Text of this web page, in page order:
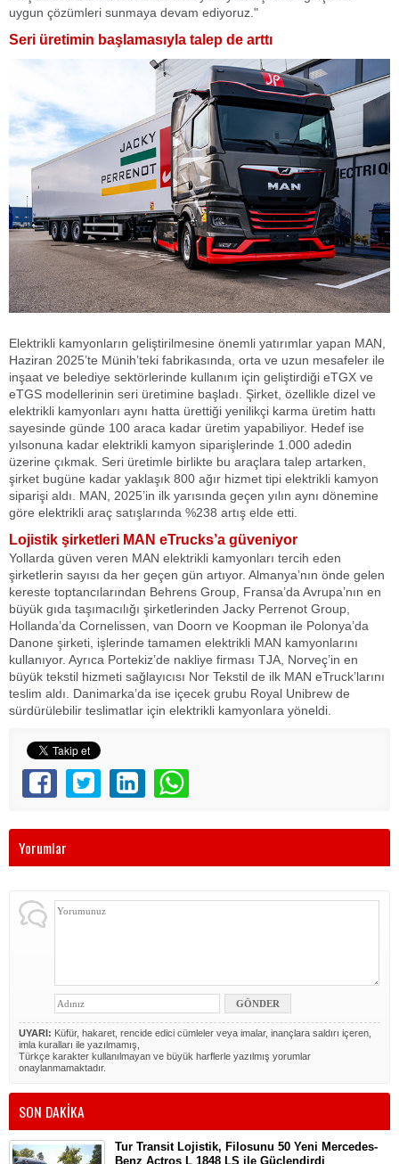
uygun çözümleri sunmaya devam ediyoruz."
Seri üretimin başlamasıyla talep de arttı
Elektrikli kamyonların geliştirilmesine önemli yatırımlar yapan MAN,
Haziran 2025’te Münih’teki fabrikasında, orta ve uzun mesafeler ile
inşaat ve belediye sektörlerinde kullanım için geliştirdiği eTGX ve
eTGS modellerinin seri üretimine başladı. Şirket, özellikle dizel ve
elektrikli kamyonları aynı hatta ürettiği yenilikçi karma üretim hattı
sayesinde günde 100 araca kadar üretim yapabiliyor. Hedef ise
yılsonuna kadar elektrikli kamyon siparişlerinde 1.000 adedin
üzerine çıkmak. Seri üretimle birlikte bu araçlara talep artarken,
şirket bugüne kadar yaklaşık 800 ağır hizmet tipi elektrikli kamyon
siparişi aldı. MAN, 2025’in ilk yarısında geçen yılın aynı dönemine
göre elektrikli araç satışlarında %238 artış elde etti.
Lojistik şirketleri MAN eTrucks’a güveniyor
Yollarda güven veren MAN elektrikli kamyonları tercih eden
şirketlerin sayısı da her geçen gün artıyor. Almanya’nın önde gelen
kereste toptancılarından Behrens Group, Fransa’da Avrupa’nın en
büyük gıda taşımacılığı şirketlerinden Jacky Perrenot Group,
Hollanda’da Cornelissen, van Doorn ve Koopman ile Polonya’da
Danone şirketi, işlerinde tamamen elektrikli MAN kamyonlarını
kullanıyor. Ayrıca Portekiz’de nakliye firması TJA, Norveç’in en
büyük tekstil hizmeti sağlayıcısı Nor Tekstil de ilk MAN eTruck’larını
teslim aldı. Danimarka’da ise içecek grubu Royal Unibrew de
sürdürülebilir teslimatlar için elektrikli kamyonlara yöneldi.
Yorumlar
UYARI: Küfür, hakaret, rencide edici cümleler veya imalar, inançlara saldırı içeren,
imla kuralları ile yazılmamış,
Türkçe karakter kullanılmayan ve büyük harflerle yazılmış yorumlar
onaylanmamaktadır.
SON DAKİKA
Tur Transit Lojistik, Filosunu 50 Yeni Mercedes-
Benz Actros L 1848 LS ile Güçlendirdi